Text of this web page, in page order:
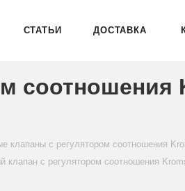
СТАТЬИ ДОСТАВКА
соотношения
клапаны с регулятором соотношения
клапан с регулятором соотношения